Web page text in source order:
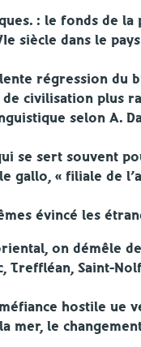
: le fonds de
siècle dans le
régression du
civilisation plus
selon A.
se sert souvent
gallo, « filiale de
évincé les
on démêle
Treffléan, Saint-
hostile ue
mer, le